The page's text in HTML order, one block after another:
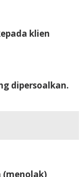
klien
dipersoalkan.
(menolak)